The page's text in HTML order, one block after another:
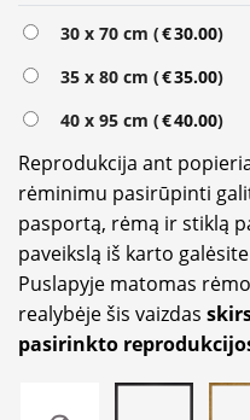
30 x 70 cm (€30.00)
35 x 80 cm (€35.00)
40 x 95 cm (€40.00)
Reprodukcija ant
rėminimu pasirūpinti
pasportą, rėmą ir stiklą
paveikslą iš karto
Puslapyje matomas rėmo
realybėje šis vaizdas
pasirinkto
Alternative: